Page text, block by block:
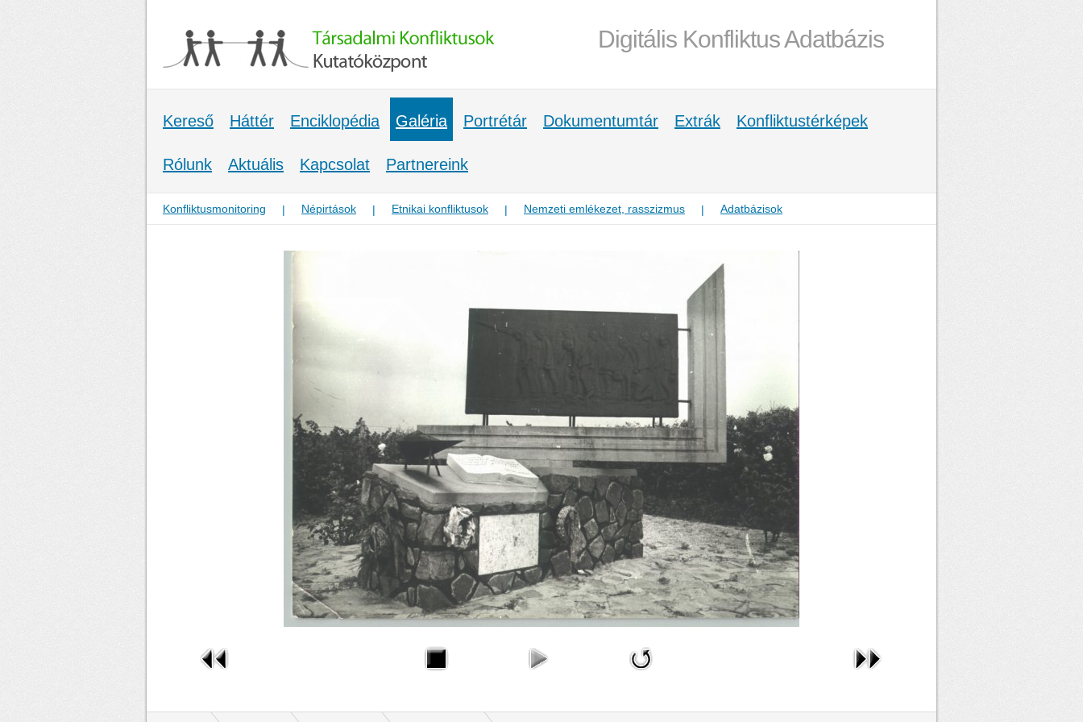
Digitális Konfliktus Adatbázis
Kereső Háttér Enciklopédia Galéria Portrétár Dokumentumtár Extrák Konfliktustérképek
Rólunk Aktuális Kapcsolat Partnereink
Konfliktusmonitoring | Népirtások | Etnikai konfliktusok | Nemzeti emlékezet, rasszizmus | Adatbázisok